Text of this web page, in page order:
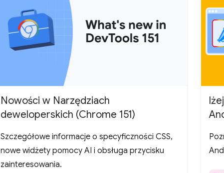
Nowości w Narzędziach
deweloperskich (Chrome 151)
Szczegółowe informacje o specyficzności CSS,
nowe widżety pomocy AI i obsługa przycisku
zainteresowania.